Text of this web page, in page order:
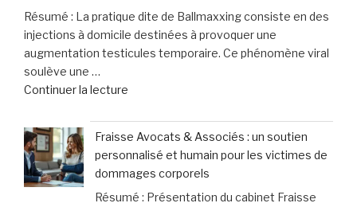
Résumé : La pratique dite de Ballmaxxing consiste en des
injections à domicile destinées à provoquer une
augmentation testicules temporaire. Ce phénomène viral
soulève une …
Continuer la lecture
:
cette
pratique
controversée
d’injection
Fraisse Avocats & Associés : un soutien
personnalisé et humain pour les victimes de
dommages corporels
Résumé : Présentation du cabinet Fraisse